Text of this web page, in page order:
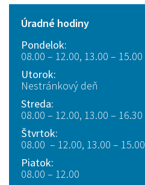
Úradné hodiny
Pondelok:
08.00 – 12.00, 13.00 – 15.00
Utorok:
Nestránkový deň
Streda:
08.00 – 12.00, 13.00 – 16.30
Štvrtok:
08.00 – 12.00, 13.00 – 15.00
Piatok:
08.00 – 12.00